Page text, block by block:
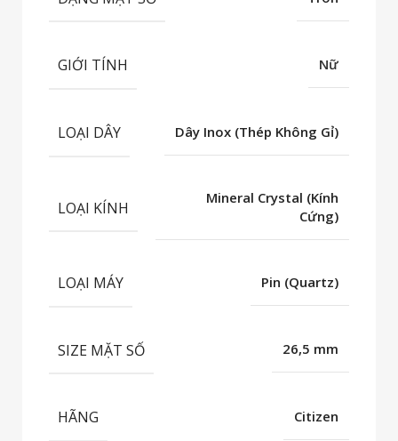
GIỚI TÍNH Nữ
LOẠI DÂY Dây Inox (Thép Không Gỉ)
LOẠI KÍNH
Mineral Crystal (Kính
Cứng)
LOẠI MÁY Pin (Quartz)
SIZE MẶT SỐ 26,5 mm
HÃNG Citizen